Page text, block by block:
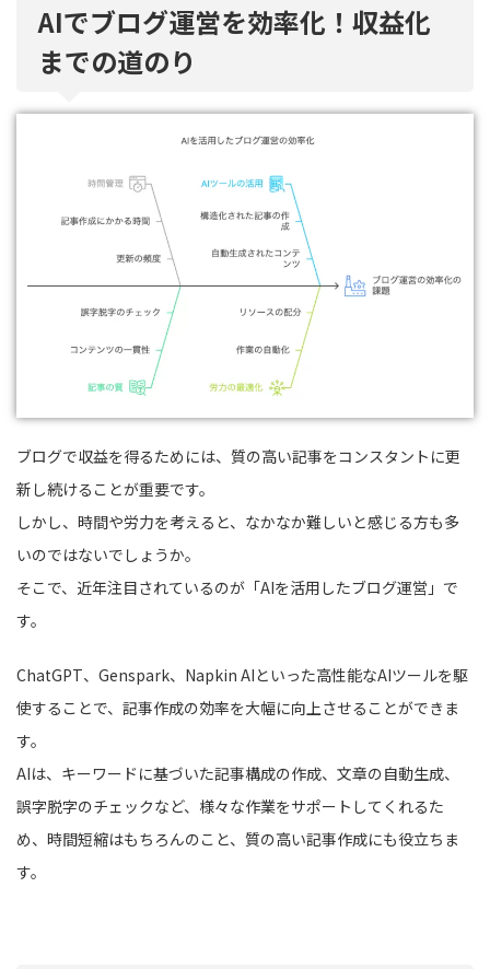
AIでブログ運営を効率化！収益化
までの道のり
ブログで収益を得るためには、質の高い記事をコンスタントに更
新し続けることが重要です。
しかし、時間や労力を考えると、なかなか難しいと感じる方も多
いのではないでしょうか。
そこで、近年注目されているのが「AIを活用したブログ運営」で
す。
ChatGPT、Genspark、Napkin AIといった高性能なAIツールを駆
使することで、記事作成の効率を大幅に向上させることができま
す。
AIは、キーワードに基づいた記事構成の作成、文章の自動生成、
誤字脱字のチェックなど、様々な作業をサポートしてくれるた
め、時間短縮はもちろんのこと、質の高い記事作成にも役立ちま
す。